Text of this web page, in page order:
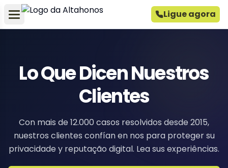
Ligue agora
Lo Que Dicen Nuestros
Clientes
Con mais de 12.000 casos resolvidos desde 2015,
nuestros clientes confían en nos para proteger su
privacidade y reputação digital. Lea sus experiências.